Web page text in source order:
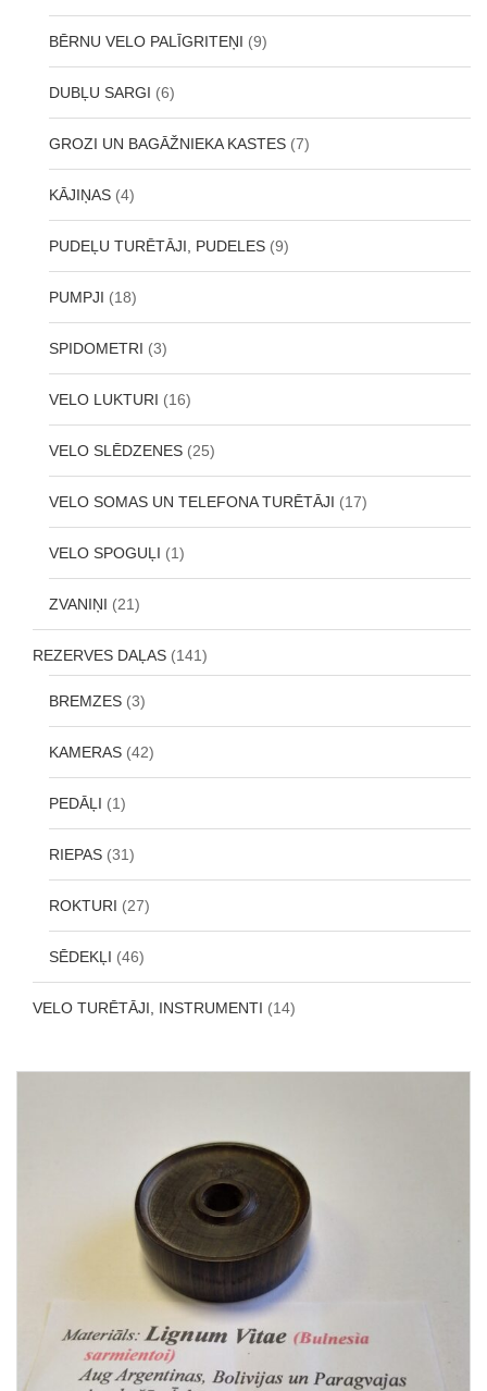
BĒRNU VELO PALĪGRITEŅI (9)
DUBĻU SARGI (6)
GROZI UN BAGĀŽNIEKA KASTES (7)
KĀJIŅAS (4)
PUDEĻU TURĒTĀJI, PUDELES (9)
PUMPJI (18)
SPIDOMETRI (3)
VELO LUKTURI (16)
VELO SLĒDZENES (25)
VELO SOMAS UN TELEFONA TURĒTĀJI (17)
VELO SPOGUĻI (1)
ZVANIŅI (21)
REZERVES DAĻAS (141)
BREMZES (3)
KAMERAS (42)
PEDĀĻI (1)
RIEPAS (31)
ROKTURI (27)
SĒDEKĻI (46)
VELO TURĒTĀJI, INSTRUMENTI (14)